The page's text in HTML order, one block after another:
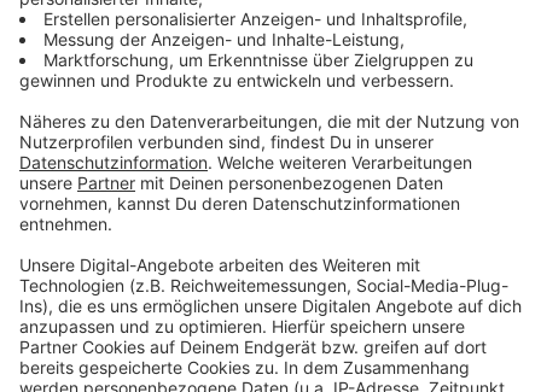
Hintergrund für den temporären Umzug sind
Sanierungsarbeiten am Gebäude der evangelischen
Kirche, in dem der Weltladen bisher untergebracht ist.
Die Aktion soll dabei nicht nur den Umzug stemmen,
sondern auch ein sichtbares Zeichen setzen: Xanten
hält zusammen. Alle Helfenden tragen Aktionswesten
mit der Aufschrift „FAIR-Tragen“, auch für Verpflegung
ist gesorgt.
Anzeige